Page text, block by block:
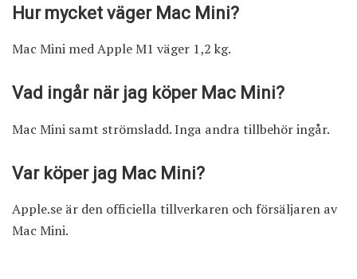
Hur mycket väger Mac Mini?
Mac Mini med Apple M1 väger 1,2 kg.
Vad ingår när jag köper Mac Mini?
Mac Mini samt strömsladd. Inga andra tillbehör ingår.
Var köper jag Mac Mini?
Apple.se är den officiella tillverkaren och försäljaren av
Mac Mini.